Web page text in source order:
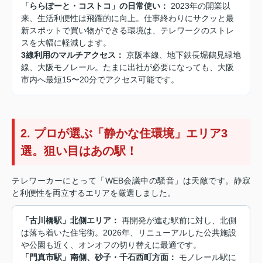
「ららぽーと・コストコ」の日常使い：
2023年の開業以
来、生活利便性は飛躍的に向上。仕事終わりにサクッと最
新スポットで買い物ができる環境は、テレワークのストレ
スを大幅に軽減します。
3線利用のマルチアクセス： 京阪本線、地下鉄長堀鶴見緑地
線、大阪モノレール。たまに出社が必要になっても、大阪
市内へ最短15〜20分でアクセス可能です。
2. プロが選ぶ「静かな住環境」エリア3
選。狙い目はあの駅！
テレワーカーにとって「WEB会議中の騒音」は天敵です。静寂
と利便性を両立するエリアを厳選しました。
「古川橋駅」北側エリア： 再開発が進む駅前に対し、北側
は落ち着いた住宅街。2026年、リニューアルした公共施設
や公園も近く、オンオフの切り替えに最適です。
「門真市駅」南側、砂子・千石西町方面：
モノレール駅に